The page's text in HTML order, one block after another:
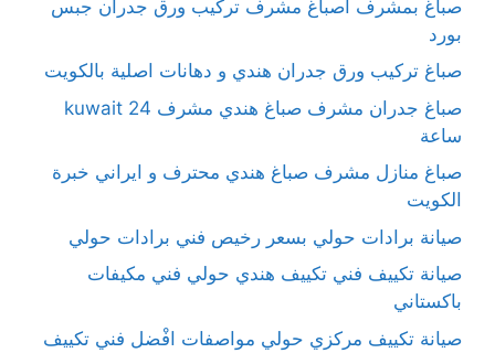
صباغ بمشرف أصباغ مشرف تركيب ورق جدران جبس
بورد
صباغ تركيب ورق جدران هندي و دهانات اصلية بالكويت
صباغ جدران مشرف صباغ هندي مشرف kuwait 24
ساعة
صباغ منازل مشرف صباغ هندي محترف و ايراني خبرة
الكويت
صيانة برادات حولي بسعر رخيص فني برادات حولي
صيانة تكييف فني تكييف هندي حولي فني مكيفات
باكستاني
صيانة تكييف مركزي حولي مواصفات افْضل فني تكييف